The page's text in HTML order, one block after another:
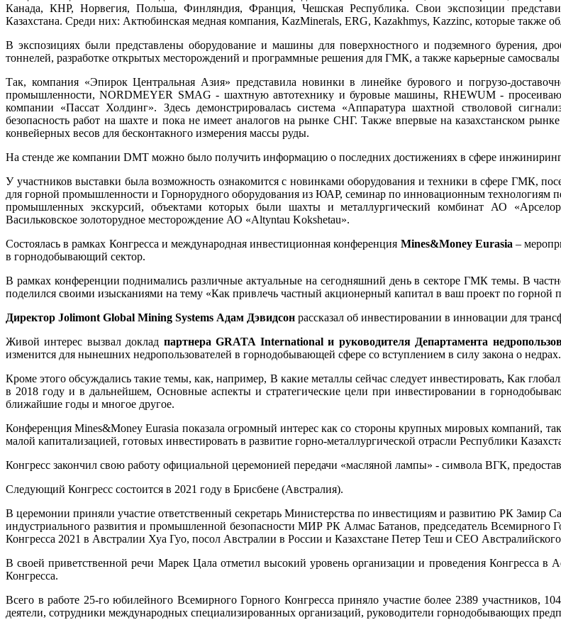
Канада, КНР, Норвегия, Польша, Финляндия, Франция, Чешская Республика. Свои экспозиции
Казахстана. Среди них: Актюбинская медная компания, KazMinerals, ERG, Kazakhmys, Kazzinc, которые также
В экспозициях были представлены оборудование и машины для поверхностного и подземного бурения,
тоннелей, разработке открытых месторождений и программные решения для ГМК, а также карьерные
Так, компания «Эпирок Центральная Азия» представила новинки в линейке бурового и погрузо-
промышленности, NORDMEYER SMAG - шахтную автотехнику и буровые машины, RHEWUM -
компании «Пассат Холдинг». Здесь демонстрировалась система «Аппаратура шахтной стволовой
безопасность работ на шахте и пока не имеет аналогов на рынке СНГ. Также впервые на казахстанском
конвейерных весов для бесконтакного измерения массы руды.
На стенде же компании DMT можно было получить информацию о последних достижениях в сфере
У участников выставки была возможность ознакомится с новинками оборудования и техники в сфере ГМК,
для горной промышленности и Горнорудного оборудования из ЮАР, семинар по инновационным технологиям
промышленных экскурсий, объектами которых были шахты и металлургический комбинат АО
Васильковское золоторудное месторождение АО «Altyntau Kokshetau».
Состоялась в рамках Конгресса и международная инвестиционная конференция Mines&Money Eurasia –
в горнодобывающий сектор.
В рамках конференции поднимались различные актуальные на сегодняшний день в секторе ГМК темы. В
поделился своими изысканиями на тему «Как привлечь частный акционерный капитал в ваш проект по
Директор Jolimont Global Mining Systems Адам Дэвидсон рассказал об инвестировании в инновации для
Живой интерес вызвал доклад партнера GRATA International и руководителя Департамента
изменится для нынешних недропользователей в горнодобывающей сфере со вступлением в силу закона о недрах.
Кроме этого обсуждались такие темы, как, например, В какие металлы сейчас следует инвестировать, Как
в 2018 году и в дальнейшем, Основные аспекты и стратегические цели при инвестировании в
ближайшие годы и многое другое.
Конференция Mines&Money Eurasia показала огромный интерес как со стороны крупных мировых компаний,
малой капитализацией, готовых инвестировать в развитие горно-металлургической отрасли Республики
Конгресс закончил свою работу официальной церемонией передачи «масляной лампы» - символа ВГК,
Следующий Конгресс состоится в 2021 году в Брисбене (Австралия).
В церемонии приняли участие ответственный секретарь Министерства по инвестициям и развитию РК Замир
индустриального развития и промышленной безопасности МИР РК Алмас Батанов, председатель Всемирного
Конгресса 2021 в Австралии Хуа Гуо, посол Австралии в России и Казахстане Петер Теш и CEO
В своей приветственной речи Марек Цала отметил высокий уровень организации и проведения Конгресса в
Конгресса.
Всего в работе 25-го юбилейного Всемирного Горного Конгресса приняло участие более 2389 участников,
деятели, сотрудники международных специализированных организаций, руководители горнодобывающих